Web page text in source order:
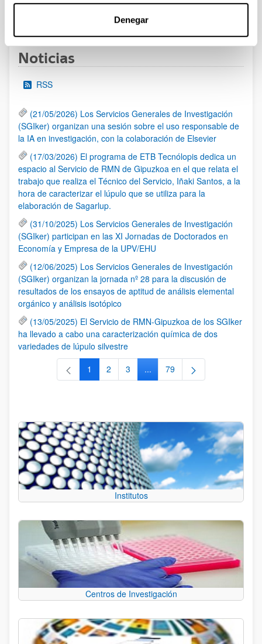
Denegar
Páginas intermedias Use TAB para desplazarse.
PáginaPágina
Noticias
RSS
(21/05/2026) Los Servicios Generales de Investigación
(SGIker) organizan una sesión sobre el uso responsable de
la IA en investigación, con la colaboración de Elsevier
(17/03/2026) El programa de ETB Tecnólopis dedica un
espacio al Servicio de RMN de Gipuzkoa en el que relata el
trabajo que realiza el Técnico del Servicio, Iñaki Santos, a la
hora de caracterizar el lúpulo que se utiliza para la
elaboración de Sagarlup.
(31/10/2025) Los Servicios Generales de Investigación
(SGIker) participan en las XI Jornadas de Doctorados en
Economía y Empresa de la UPV/EHU
(12/06/2025) Los Servicios Generales de Investigación
(SGIker) organizan la jornada nº 28 para la discusión de
resultados de los ensayos de aptitud de análisis elemental
orgánico y análisis isotópico
(13/05/2025) El Servicio de RMN-Gipuzkoa de los SGIker
ha llevado a cabo una caracterización química de dos
variedades de lúpulo silvestre
Página
1 Página
2 Página
3 ...Páginas intermedias Use TAB
Página
79
Institutos
Centros de Investigación